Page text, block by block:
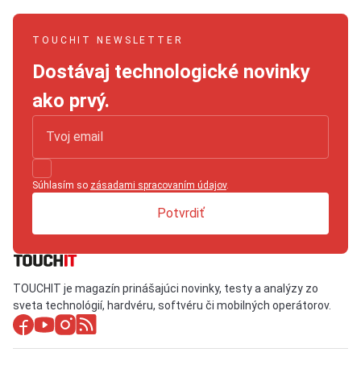
TOUCHIT NEWSLETTER
Dostávaj technologické novinky
ako prvý.
Súhlasím so zásadami spracovaním údajov.
Potvrdiť
TOUCHIT je magazín prinášajúci novinky, testy a analýzy zo
sveta technológií, hardvéru, softvéru či mobilných operátorov.